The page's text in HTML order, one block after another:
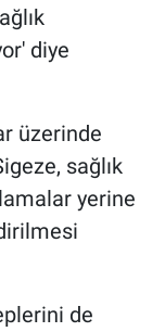
diye
üzerinde
sağlık
yerine
de